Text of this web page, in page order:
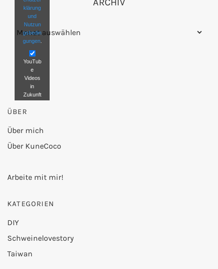
klärung
und
Nutzun
gsbedin
gungen.
YouTub
e
Videos
in
Zukunft
mehr
en.
Video
Archiv
ÜBER
Über mich
Über KuneCoco
Arbeite mit mir!
KATEGORIEN
DIY
Schweinelovestory
Taiwan